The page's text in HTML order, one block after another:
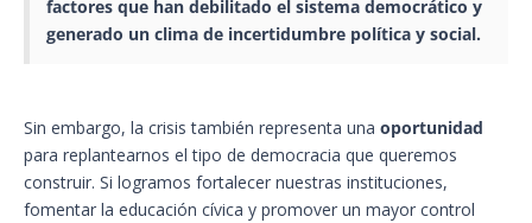
factores que han debilitado el sistema democrático y
generado un clima de incertidumbre política y social.
Sin embargo, la crisis también representa una oportunidad
para replantearnos el tipo de democracia que queremos
construir. Si logramos fortalecer nuestras instituciones,
fomentar la educación cívica y promover un mayor control